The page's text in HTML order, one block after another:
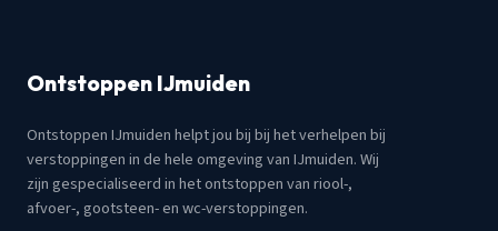
Ontstoppen IJmuiden
Ontstoppen IJmuiden helpt jou bij bij het verhelpen bij
verstoppingen in de hele omgeving van IJmuiden. Wij
zijn gespecialiseerd in het ontstoppen van riool-,
afvoer-, gootsteen- en wc-verstoppingen.